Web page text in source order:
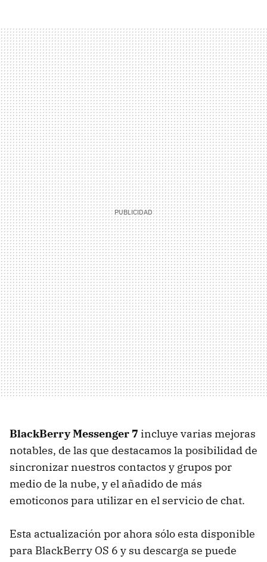
BlackBerry Messenger 7 incluye varias mejoras
notables, de las que destacamos la posibilidad de
sincronizar nuestros contactos y grupos por
medio de la nube, y el añadido de más
emoticonos para utilizar en el servicio de chat.
Esta actualización por ahora sólo esta disponible
para BlackBerry OS 6 y su descarga se puede